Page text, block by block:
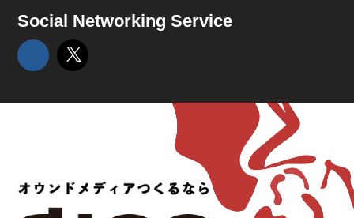
Social Networking Service